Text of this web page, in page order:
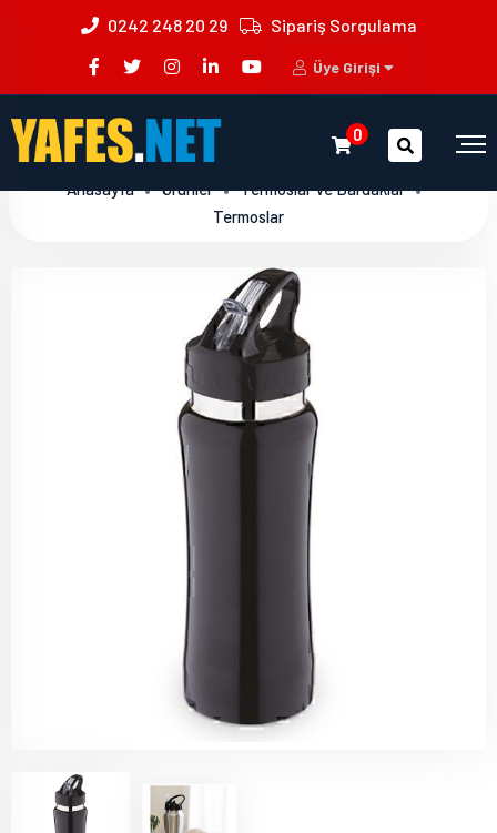
0242 248 20 29 Sipariş Sorgulama
Üye Girişi
0
Anasayfa Ürünler
Termoslar Ve Bardaklar
Termoslar